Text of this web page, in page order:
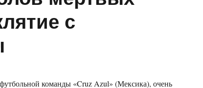
с
команды «Cruz Azul» (Мексика), очень